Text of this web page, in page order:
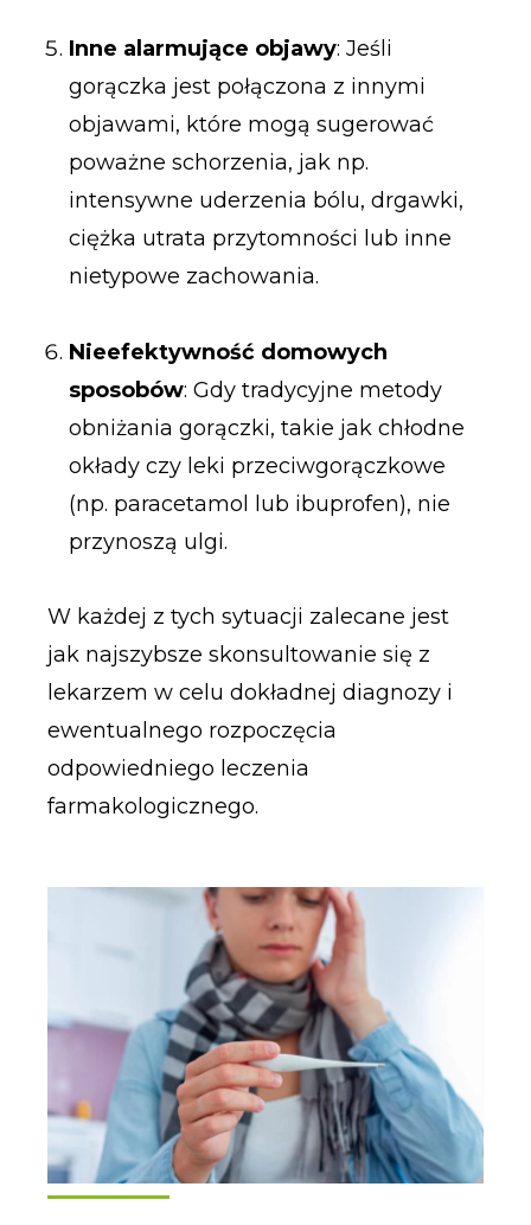
Inne alarmujące objawy: Jeśli
gorączka jest połączona z innymi
objawami, które mogą sugerować
poważne schorzenia, jak np.
intensywne uderzenia bólu, drgawki,
ciężka utrata przytomności lub inne
nietypowe zachowania.
Nieefektywność domowych
sposobów: Gdy tradycyjne metody
obniżania gorączki, takie jak chłodne
okłady czy leki przeciwgorączkowe
(np. paracetamol lub ibuprofen), nie
przynoszą ulgi.
W każdej z tych sytuacji zalecane jest
jak najszybsze skonsultowanie się z
lekarzem w celu dokładnej diagnozy i
ewentualnego rozpoczęcia
odpowiedniego leczenia
farmakologicznego.